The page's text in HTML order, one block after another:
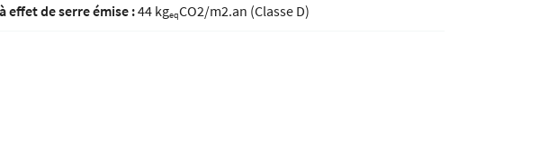
effet de serre émise :44 kgeqCO2/m2.an (Classe D)